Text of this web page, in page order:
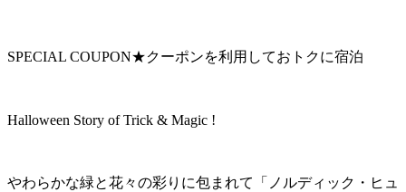
SPECIAL COUPON★クーポンを利用しておトクに宿泊
Halloween Story of Trick & Magic !
やわらかな緑と花々の彩りに包まれて「ノルディック・ヒュ